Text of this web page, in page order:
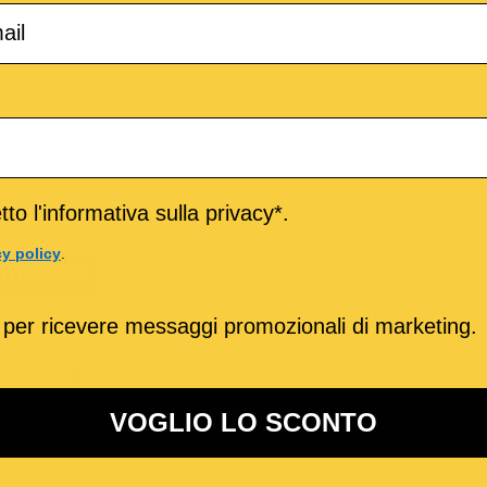
l'informativa sulla privacy*.
policy
ricevere messaggi promozionali di marketing.
VOGLIO LO SCONTO